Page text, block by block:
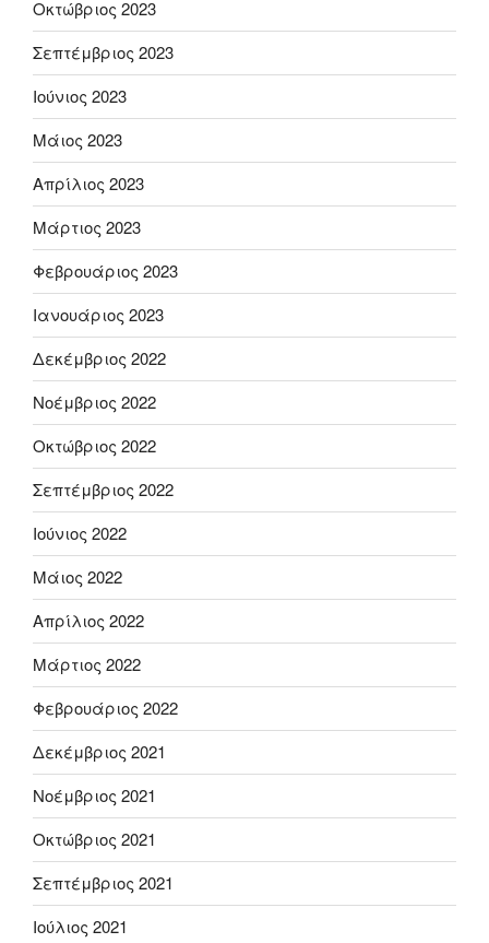
Οκτώβριος 2023
Σεπτέμβριος 2023
Ιούνιος 2023
Μάιος 2023
Απρίλιος 2023
Μάρτιος 2023
Φεβρουάριος 2023
Ιανουάριος 2023
Δεκέμβριος 2022
Νοέμβριος 2022
Οκτώβριος 2022
Σεπτέμβριος 2022
Ιούνιος 2022
Μάιος 2022
Απρίλιος 2022
Μάρτιος 2022
Φεβρουάριος 2022
Δεκέμβριος 2021
Νοέμβριος 2021
Οκτώβριος 2021
Σεπτέμβριος 2021
Ιούλιος 2021